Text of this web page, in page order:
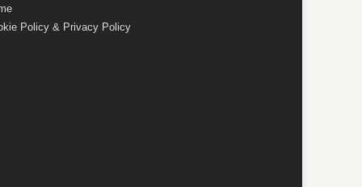
Policy & Privacy Policy